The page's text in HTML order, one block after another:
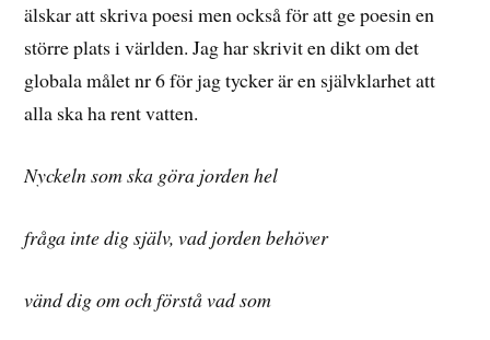
älskar att skriva poesi men också för att ge poesin en
större plats i världen. Jag har skrivit en dikt om det
globala målet nr 6 för jag tycker är en självklarhet att
alla ska ha rent vatten.
Nyckeln som ska göra jorden hel
fråga inte dig själv, vad jorden behöver
vänd dig om och förstå vad som